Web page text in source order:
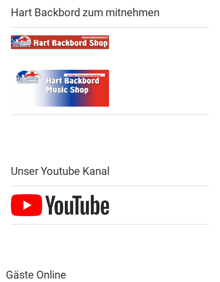
Hart Backbord zum mitnehmen
Unser Youtube Kanal
Gäste Online